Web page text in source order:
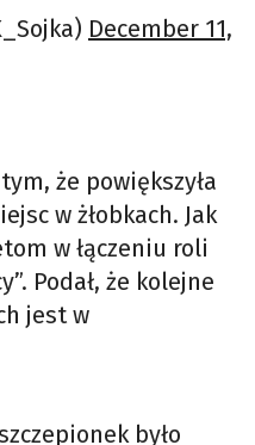
December 11,
że powiększyła
w żłobkach. Jak
w łączeniu roli
Podał, że kolejne
jest w
było